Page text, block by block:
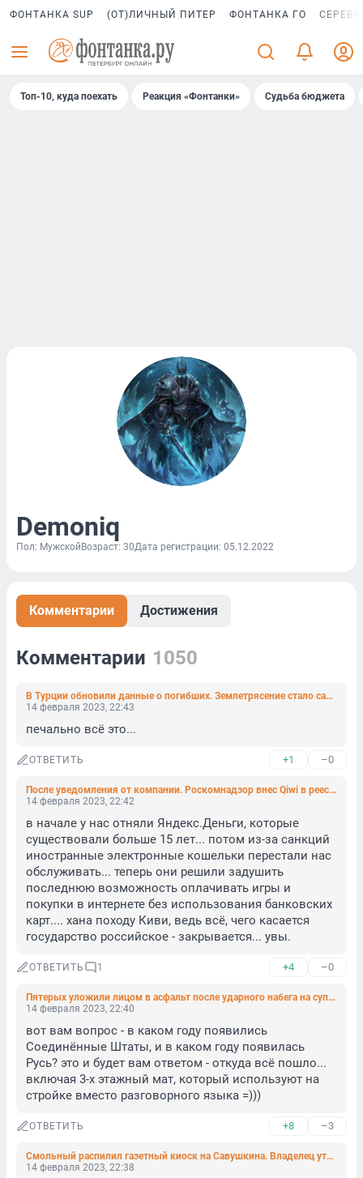
ФОНТАНКА SUP (ОТ)ЛИЧНЫЙ ПИТЕР ФОНТАНКА ГО
Топ-10, куда поехать Реакция «Фонтанки» Судьба бюджета
Demoniq
Пол: Мужской Возраст: 30Дата регистрации: 05.12.2022
Комментарии Достижения
Комментарии 1050
В Турции обновили данные о погибших. Землетрясение стало самым разрушительным в истории страны
14 февраля 2023, 22:43
печально всё это...
ОТВЕТИТЬ +1 –0
После уведомления от компании. Роскомнадзор внес Qiwi в реестр организаторов распространения информации
14 февраля 2023, 22:42
в начале у нас отняли Яндекс.Деньги, которые
существовали больше 15 лет... потом из-за санкций
иностранные электронные кошельки перестали нас
обслуживать... теперь они решили задушить
последнюю возможность оплачивать игры и
покупки в интернете без использования банковских
карт.... хана походу Киви, ведь всё, чего касается
государство российское - закрывается... увы.
ОТВЕТИТЬ 1 +4 –0
Пятерых уложили лицом в асфальт после ударного набега на супермаркет на Ветеранов
14 февраля 2023, 22:40
вот вам вопрос - в каком году появились
Соединённые Штаты, и в каком году появилась
Русь? это и будет вам ответом - откуда всё пошло...
включая 3-х этажный мат, который используют на
стройке вместо разговорного языка =)))
ОТВЕТИТЬ +8 –3
Смольный распилил газетный киоск на Савушкина. Владелец утверждает, что сдвинул его, чтобы не перегораживать вход в магазин
14 февраля 2023, 22:38